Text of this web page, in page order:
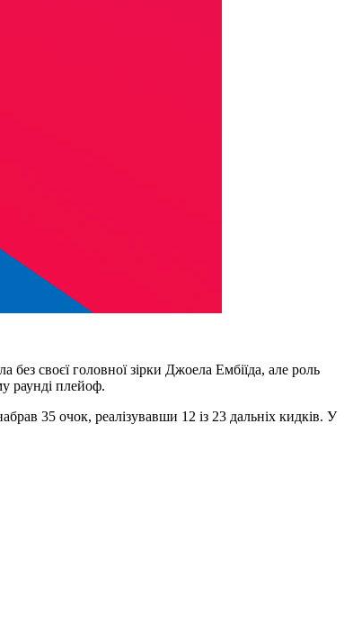
своєї головної зірки Джоела Ембіїда, але роль
раунді плейоф.
35 очок, реалізувавши 12 із 23 дальніх кидків. У